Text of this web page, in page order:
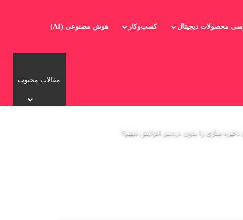
محصولات دیجیتال کسب‌وکار هوش مصنوعی (AI)
مقالات محبوب
درباره ما
ذخیره سازی را بدون دردسر افزایش دهیم؟